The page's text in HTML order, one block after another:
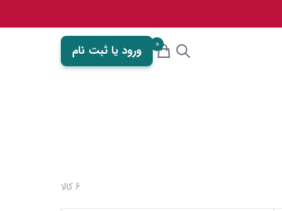
0 ورود یا ثبت نام
6 کالا